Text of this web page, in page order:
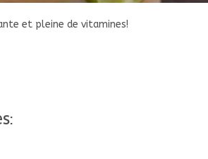
et pleine de vitamines!